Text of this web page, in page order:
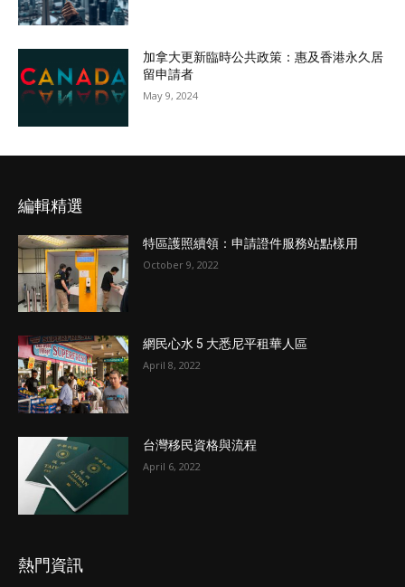
加拿大更新臨時公共政策：惠及香港永久居
留申請者
May 9, 2024
編輯精選
特區護照續領：申請證件服務站點樣用
October 9, 2022
網民心水 5 大悉尼平租華人區
April 8, 2022
台灣移民資格與流程
April 6, 2022
熱門資訊